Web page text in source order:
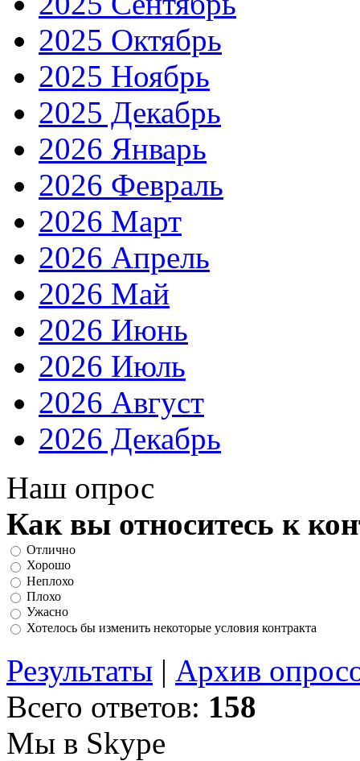
2025 Октябрь
2025 Ноябрь
2025 Декабрь
2026 Январь
2026 Февраль
2026 Март
2026 Апрель
2026 Май
2026 Июнь
2026 Июль
2026 Август
2026 Декабрь
Наш опрос
Как вы относитесь к
Отлично
Хорошо
Неплохо
Плохо
Ужасно
Хотелось бы изменить некоторые условия контракта
Результаты | Архив
Всего ответов: 158
Мы в Skype